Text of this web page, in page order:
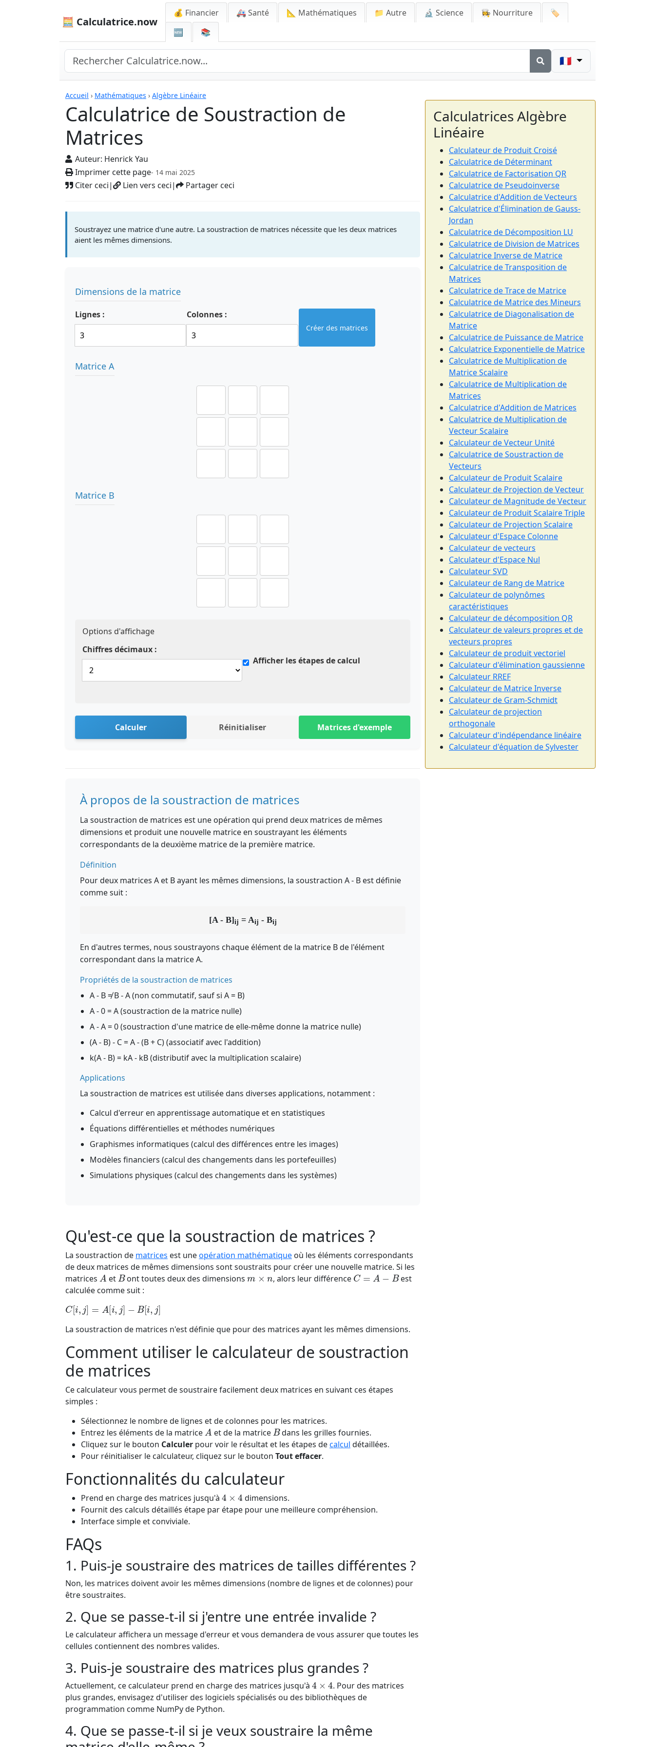
🧮 Calculatrice.now
💰 Financier 🚑 Santé 📐 Mathématiques 📁 Autre 🔬 Science 👩‍🍳 Nourriture
🏷️
🆕
📚
🇫🇷
Accueil › Mathématiques › Algèbre Linéaire
Calculatrice de Soustraction de
Matrices
Auteur: Henrick Yau
Imprimer cette page- 14 mai 2025
Citer ceci| Lien vers ceci| Partager ceci
Calculatrices
Soustrayez une matrice d'une autre. La soustraction de matrices nécessite que les deux matrices
aient les mêmes dimensions.
Dimensions de la matrice
Lignes : Colonnes :
Créer des matrices
Matrice A
Matrice B
Options d'affichage
Chiffres décimaux :
Afficher les étapes de calcul
Calculer Réinitialiser Matrices d'exemple
À propos de la soustraction de matrices
La soustraction de matrices est une opération qui prend deux matrices de mêmes
dimensions et produit une nouvelle matrice en soustrayant les éléments
correspondants de la deuxième matrice de la première matrice.
Définition
Pour deux matrices A et B ayant les mêmes dimensions, la soustraction A - B est définie
comme suit :
[A - B]ij = Aij - Bij
En d'autres termes, nous soustrayons chaque élément de la matrice B de l'élément
correspondant dans la matrice A.
Propriétés de la soustraction de matrices
A - B ≠ B - A (non commutatif, sauf si A = B)
A - 0 = A (soustraction de la matrice nulle)
A - A = 0 (soustraction d'une matrice de elle-même donne la matrice nulle)
(A - B) - C = A - (B + C) (associatif avec l'addition)
k(A - B) = kA - kB (distributif avec la multiplication scalaire)
Applications
La soustraction de matrices est utilisée dans diverses applications, notamment :
Calcul d'erreur en apprentissage automatique et en statistiques
Équations différentielles et méthodes numériques
Graphismes informatiques (calcul des différences entre les images)
Modèles financiers (calcul des changements dans les portefeuilles)
Simulations physiques (calcul des changements dans les systèmes)
Qu'est-ce que la soustraction de matrices ?
La soustraction de matrices est uneopération mathématique où les éléments correspondants
de deux matrices de mêmes dimensions sont soustraits pour créer une nouvelle matrice. Si les
matrices
A
et
B
ont toutes deux des dimensions
m×n
, alors leur différence
C=A−B
est
calculée comme suit :
C[i = ]− [
La soustraction de matrices n'est définie que pour des matrices ayant les mêmes dimensions.
Comment utiliser le calculateur de soustraction
de matrices
Ce calculateur vous permet de soustraire facilement deux matrices en suivant ces étapes
simples :
Sélectionnez le nombre de lignes et de colonnes pour les matrices.
Entrez les éléments de la matrice
A
et de la matrice
B
dans les grilles fournies.
Cliquez sur le bouton Calculer pour voir le résultat et les étapes decalcul détaillées.
Pour réinitialiser le calculateur, cliquez sur le bouton Tout effacer.
Fonctionnalités du calculateur
Prend en charge des matrices jusqu'à
dimensions.
Fournit des calculs détaillés étape par étape pour une meilleure compréhension.
Interface simple et conviviale.
FAQs
1. Puis-je soustraire des matrices de tailles différentes ?
Non, les matrices doivent avoir les mêmes dimensions (nombre de lignes et de colonnes) pour
être soustraites.
2. Que se passe-t-il si j'entre une entrée invalide ?
Le calculateur affichera un message d'erreur et vous demandera de vous assurer que toutes les
cellules contiennent des nombres valides.
3. Puis-je soustraire des matrices plus grandes ?
Actuellement, ce calculateur prend en charge des matrices jusqu'à
4
. Pour des matrices
plus grandes, envisagez d'utiliser des logiciels spécialisés ou des bibliothèques de
programmation comme NumPy de Python.
4. Que se passe-t-il si je veux soustraire la même
Calculatrices Algèbre
Linéaire
Calculateur de Produit Croisé
Calculatrice de Déterminant
Calculatrice de Factorisation QR
Calculatrice de Pseudoinverse
Calculatrice d'Addition de Vecteurs
Calculatrice d'Élimination de Gauss-
Jordan
Calculatrice de Décomposition LU
Calculatrice de Division de Matrices
Calculatrice Inverse de Matrice
Calculatrice de Transposition de
Matrices
Calculatrice de Trace de Matrice
Calculatrice de Matrice des Mineurs
Calculatrice de Diagonalisation de
Matrice
Calculatrice de Puissance de Matrice
Calculatrice Exponentielle de Matrice
Calculatrice de Multiplication de
Matrice Scalaire
Calculatrice de Multiplication de
Matrices
Calculatrice d'Addition de Matrices
Calculatrice de Multiplication de
Vecteur Scalaire
Calculateur de Vecteur Unité
Calculatrice de Soustraction de
Vecteurs
Calculateur de Produit Scalaire
Calculateur de Projection de Vecteur
Calculateur de Magnitude de Vecteur
Calculateur de Produit Scalaire Triple
Calculateur de Projection Scalaire
Calculateur d'Espace Colonne
Calculateur de vecteurs
Calculateur d'Espace Nul
Calculateur SVD
Calculateur de Rang de Matrice
Calculateur de polynômes
caractéristiques
Calculateur de décomposition QR
Calculateur de valeurs propres et de
vecteurs propres
Calculateur de produit vectoriel
Calculateur d'élimination gaussienne
Calculateur RREF
Calculateur de Matrice Inverse
Calculateur de Gram-Schmidt
Calculateur de projection
orthogonale
Calculateur d'indépendance linéaire
Calculateur d'équation de Sylvester